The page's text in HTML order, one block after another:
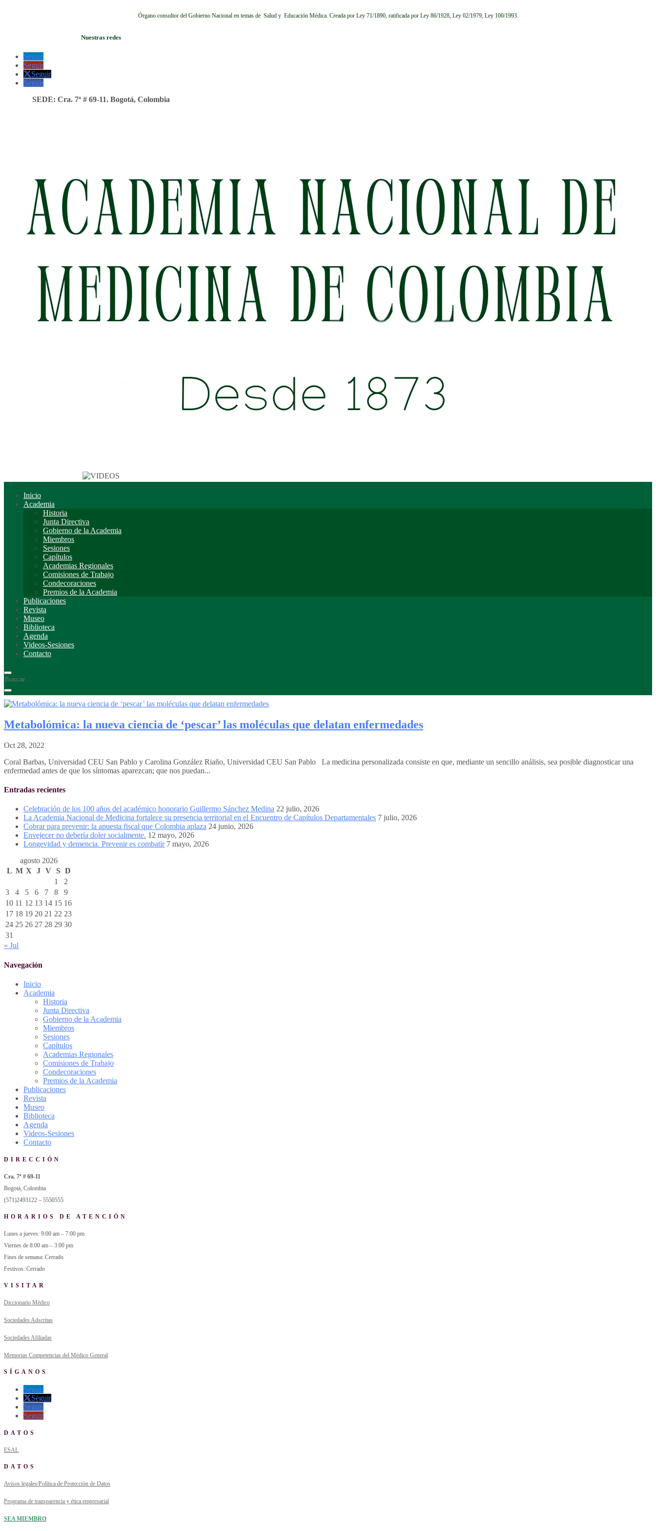
Órgano consultor del Gobierno Nacional en temas de Salud y Educación Médica. Creada por Ley 71/1890, ratificada por Ley 86/1928, Ley 02/1979, Ley 100/1993.
Nuestras redes
Seguir
Seguir
Seguir
Seguir
SEDE: Cra. 7ª # 69-11. Bogotá, Colombia
Inicio
Academia
Historia
Junta Directiva
Gobierno de la Academia
Miembros
Sesiones
Capítulos
Academias Regionales
Comisiones de Trabajo
Condecoraciones
Premios de la Academia
Publicaciones
Revista
Museo
Biblioteca
Agenda
Videos-Sesiones
Contacto
Metabolómica: la nueva ciencia de ‘pescar’ las moléculas que delatan enfermedades
Oct 28, 2022
Coral Barbas, Universidad CEU San Pablo y Carolina González Riaño, Universidad CEU San Pablo La medicina personalizada consiste en que, mediante un sencillo análisis, sea posible diagnosticar una
enfermedad antes de que los síntomas aparezcan; que nos puedan...
Entradas recientes
Celebración de los 100 años del académico honorario Guillermo Sánchez Medina 22 julio, 2026
La Academia Nacional de Medicina fortalece su presencia territorial en el Encuentro de Capítulos Departamentales 7 julio, 2026
Cobrar para prevenir: la apuesta fiscal que Colombia aplaza 24 junio, 2026
Envejecer no debería doler socialmente. 12 mayo, 2026
Longevidad y demencia. Prevenir es combatir 7 mayo, 2026
agosto 2026
L M X J V S D
1
2
3
4 5 6 7 8
9
10 11 12 13 14 15 16
17 18 19 20 21 22 23
24 25 26 27 28 29 30
31
« Jul
Navegación
Inicio
Academia
Historia
Junta Directiva
Gobierno de la Academia
Miembros
Sesiones
Capítulos
Academias Regionales
Comisiones de Trabajo
Condecoraciones
Premios de la Academia
Publicaciones
Revista
Museo
Biblioteca
Agenda
Videos-Sesiones
Contacto
DIRECCIÓN
Cra. 7ª # 69-11
Bogotá, Colombia
(571)2493122 – 5550555
HORARIOS DE ATENCIÓN
Lunes a jueves: 9:00 am – 7:00 pm
Viernes de 8:00 am – 3:00 pm
Fines de semana: Cerrado
Festivos: Cerrado
VISITAR
Diccionario Médico
Sociedades Adscritas
Sociedades Afiliadas
Memorias Competencias del Médico General
SÍGANOS
Seguir
Seguir
Seguir
Seguir
DATOS
ESAL
DATOS
Avisos legales/Política de Protección de Datos
Programa de transparencia y ética empresarial
SEA MIEMBRO